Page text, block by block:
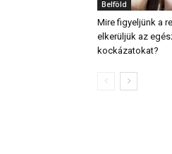
Belföld
Mire figyeljünk a
elkerüljük az
kockázatokat?